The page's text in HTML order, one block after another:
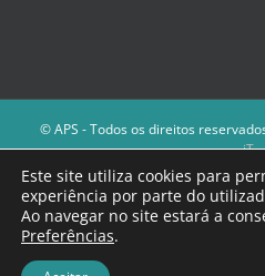
© APS - Todos os direitos
iT
A Direção da APS reserva-se o
violem as leis
Os textos assinados e as
Este site utiliza cookies para
experiência por parte do
Ao navegar no site estará a
Preferências.